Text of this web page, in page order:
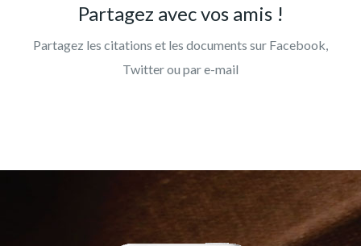
Partagez avec vos amis !
Partagez les citations et les documents sur Facebook,
Twitter ou par e-mail